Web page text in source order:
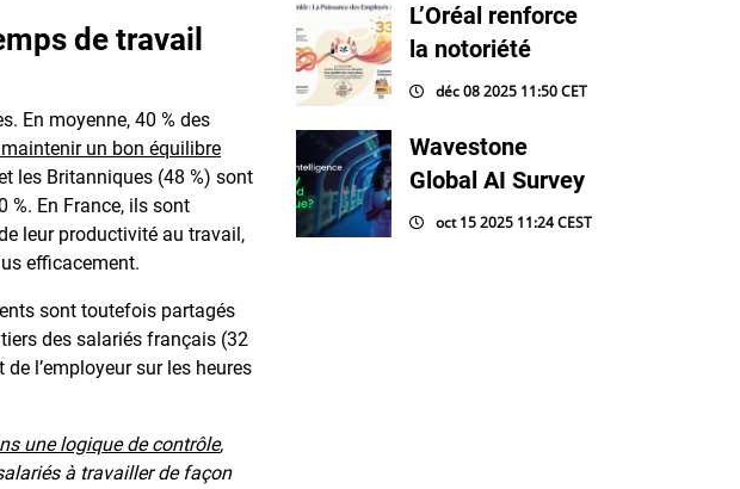
de travail
En moyenne, 40 % des
un bon équilibre
les Britanniques (48 %) sont
En France, ils sont
leur productivité au travail,
efficacement.
sont toutefois partagés
tiers des salariés français (32
l’employeur sur les heures
une logique de contrôle,
à travailler de façon
L’Oréal renforce
la notoriété
déc 08 2025 11:50 CET
Wavestone
Global AI Survey
oct 15 2025 11:24 CEST